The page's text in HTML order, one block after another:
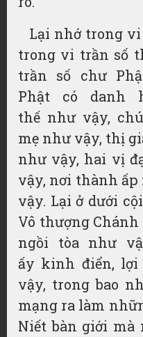
Lại nhớ trong
trong vi trần số
trần số chư
Phật có danh
thế như vậy,
mẹ như vậy, thị
như vậy, hai vị
vậy, nơi thành
vậy. Lại ở dưới
Vô thượng
ngồi tòa như
ấy kinh điển, lợi
vậy, trong bao
mạng ra làm
Niết bàn giới mà